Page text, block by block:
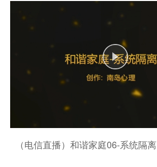
（电信直播）和谐家庭06-系统隔离